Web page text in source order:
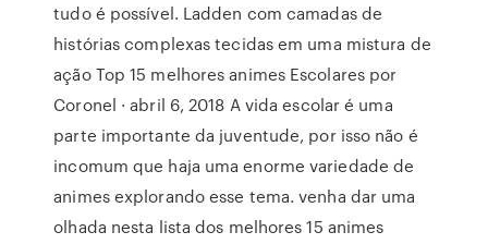
tudo é possível. Ladden com camadas de
histórias complexas tecidas em uma mistura de
ação Top 15 melhores animes Escolares por
Coronel · abril 6, 2018 A vida escolar é uma
parte importante da juventude, por isso não é
incomum que haja uma enorme variedade de
animes explorando esse tema. venha dar uma
olhada nesta lista dos melhores 15 animes